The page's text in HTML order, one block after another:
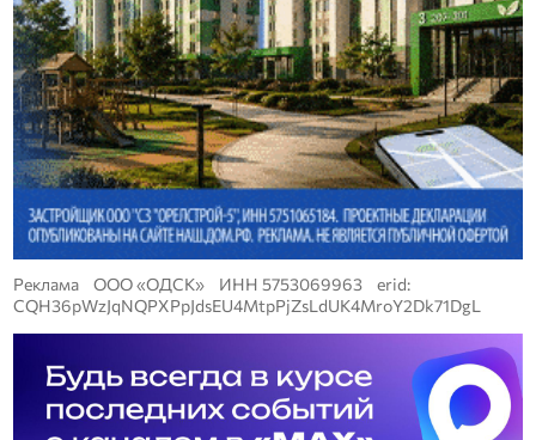
Реклама ООО «ОДСК» ИНН 5753069963 erid:
CQH36pWzJqNQPXPpJdsEU4MtpPjZsLdUK4MroY2Dk71DgL